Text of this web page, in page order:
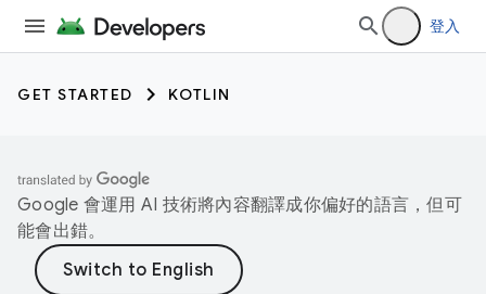
登入
GET STARTED KOTLIN
Google 會運用 AI 技術將內容翻譯成你偏好的語言，但可
能會出錯。